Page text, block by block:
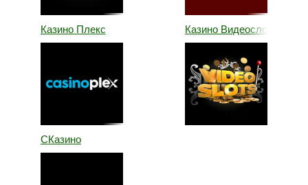
Казино Плекс Казино Видеослотс
СКазино